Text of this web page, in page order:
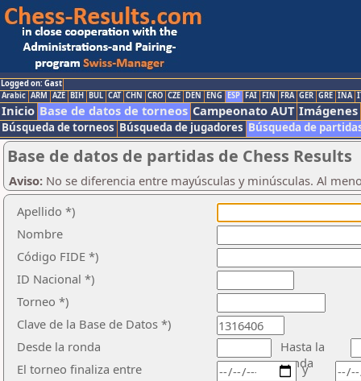
Logged on: Gast
Arabic ARM AZE BIH BUL CAT CHN CRO CZE DEN ENG ESP FAI FIN FRA GER GRE INA
Inicio Base de datos de torneos Campeonato AUT Imágenes
Búsqueda de torneos Búsqueda de jugadores Búsqueda de
Base de datos de partidas de Chess Results
Aviso: No se diferencia entre mayúsculas y minúsculas. Al
Apellido *)
Nombre
Código FIDE *)
ID Nacional *)
Torneo *)
Clave de la Base de Datos *)
Desde la ronda
Hasta la
ronda
El torneo finaliza entre
y